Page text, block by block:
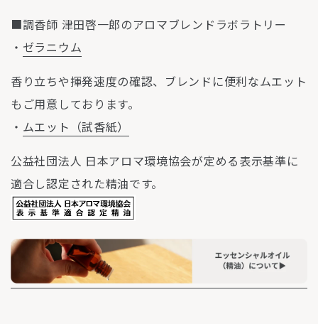
■調香師 津田啓一郎のアロマブレンドラボラトリー
・ ゼラニウム
香り立ちや揮発速度の確認、ブレンドに便利なムエット
もご用意しております。
・ ムエット（試香紙）
公益社団法人 日本アロマ環境協会が定める表示基準に
適合し認定された精油です。